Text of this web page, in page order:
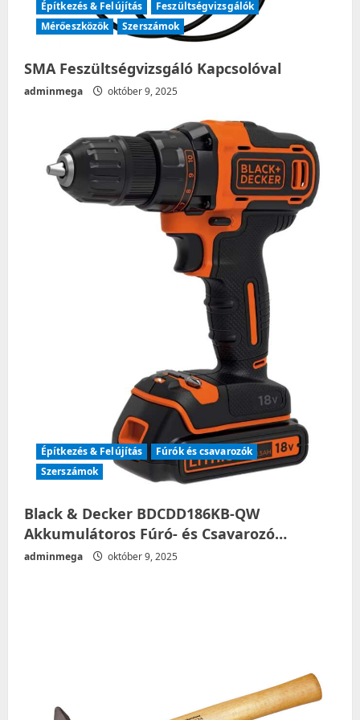
Építkezés & Felújítás
Feszültségvizsgálók
Mérőeszközök
Szerszámok
SMA Feszültségvizsgáló Kapcsolóval
adminmega október 9, 2025
Építkezés & Felújítás
Fúrók és csavarozók
Szerszámok
Black & Decker BDCDD186KB-QW
Akkumulátoros Fúró- és Csavarozó…
adminmega október 9, 2025